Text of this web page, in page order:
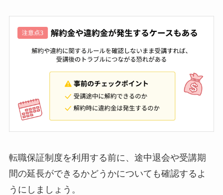
転職保証制度を利用する前に、途中退会や受講期
間の延長ができるかどうかについても確認するよ
うにしましょう。